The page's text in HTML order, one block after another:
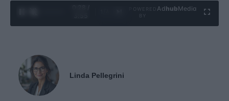
Ad hubMedia
Linda Pellegrini